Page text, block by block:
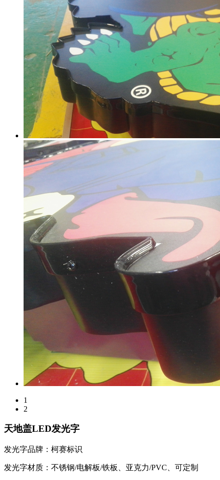
1
2
天地盖LED发光字
发光字品牌：柯赛标识
发光字材质：不锈钢/电解板/铁板、亚克力/PVC、可定制